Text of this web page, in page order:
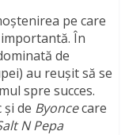
pe care
În
de
au reuşit să se
spre succes.
de Byoncecare
N Pepa